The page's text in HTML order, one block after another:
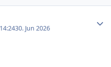
30. Jun 2026